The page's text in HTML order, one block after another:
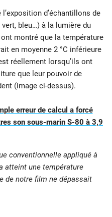
d’échantillons de
bleu…) à la lumière du
montré que la température
en moyenne 2 °C inférieure
réellement lorsqu’ils ont
que leur pouvoir de
(image ci-dessus).
erreur de calcul a forcé
son sous-marin S-80 à 3,9
conventionnelle appliqué à
atteint une température
de notre film ne dépassait